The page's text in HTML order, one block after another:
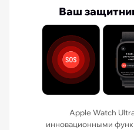
Ваш
Apple Watch
инновационными